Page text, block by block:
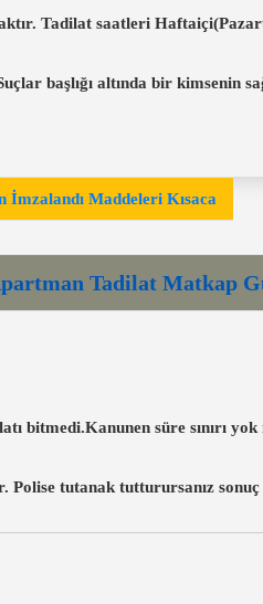
Tadilat saatleri
başlığı altında bir kimsenin
İmzalandı Maddeleri Kısaca
Tadilat Matkap
bitmedi.Kanunen süre sınırı
Polise tutanak tutturursanız sonuç